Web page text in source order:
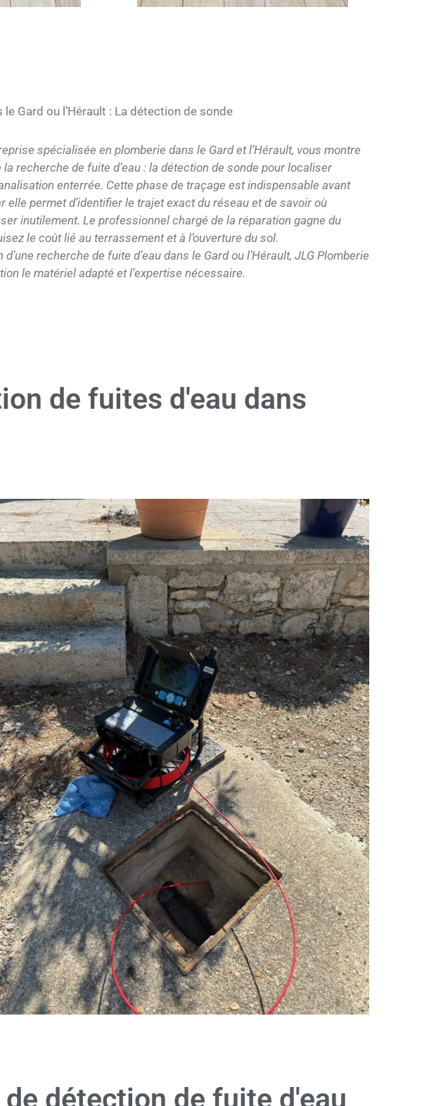
Gard ou l’Hérault : La détection de sonde
spécialisée en plomberie dans le Gard et l’Hérault, vous montre
recherche de fuite d’eau : la détection de sonde pour localiser
enterrée. Cette phase de traçage est indispensable avant
elle permet d’identifier le trajet exact du réseau et de savoir où
inutilement. Le professionnel chargé de la réparation gagne du
le coût lié au terrassement et à l’ouverture du sol.
recherche de fuite d’eau dans le Gard ou l’Hérault, JLG Plomberie
le matériel adapté et l’expertise nécessaire.
de fuites d'eau dans
détection de fuite d'eau